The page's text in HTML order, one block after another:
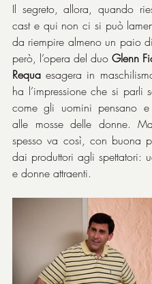
Il segreto, allora, quando
cast e qui non ci si può
da riempire almeno un paio
però, l’opera del duo Glenn
Requa esagera in
ha l’impressione che si parli
come gli uomini pensano e
alle mosse delle donne.
spesso va così, con buona
dai produttori agli spettatori:
e donne attraenti.